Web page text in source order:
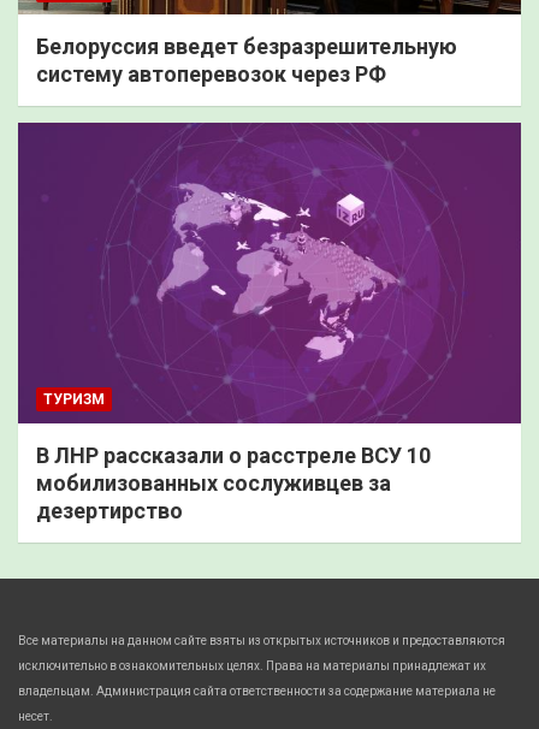
Белоруссия введет безразрешительную
систему автоперевозок через РФ
ТУРИЗМ
В ЛНР рассказали о расстреле ВСУ 10
мобилизованных сослуживцев за
дезертирство
Все материалы на данном сайте взяты из открытых источников и предоставляются
исключительно в ознакомительных целях. Права на материалы принадлежат их
владельцам. Администрация сайта ответственности за содержание материала не
несет.